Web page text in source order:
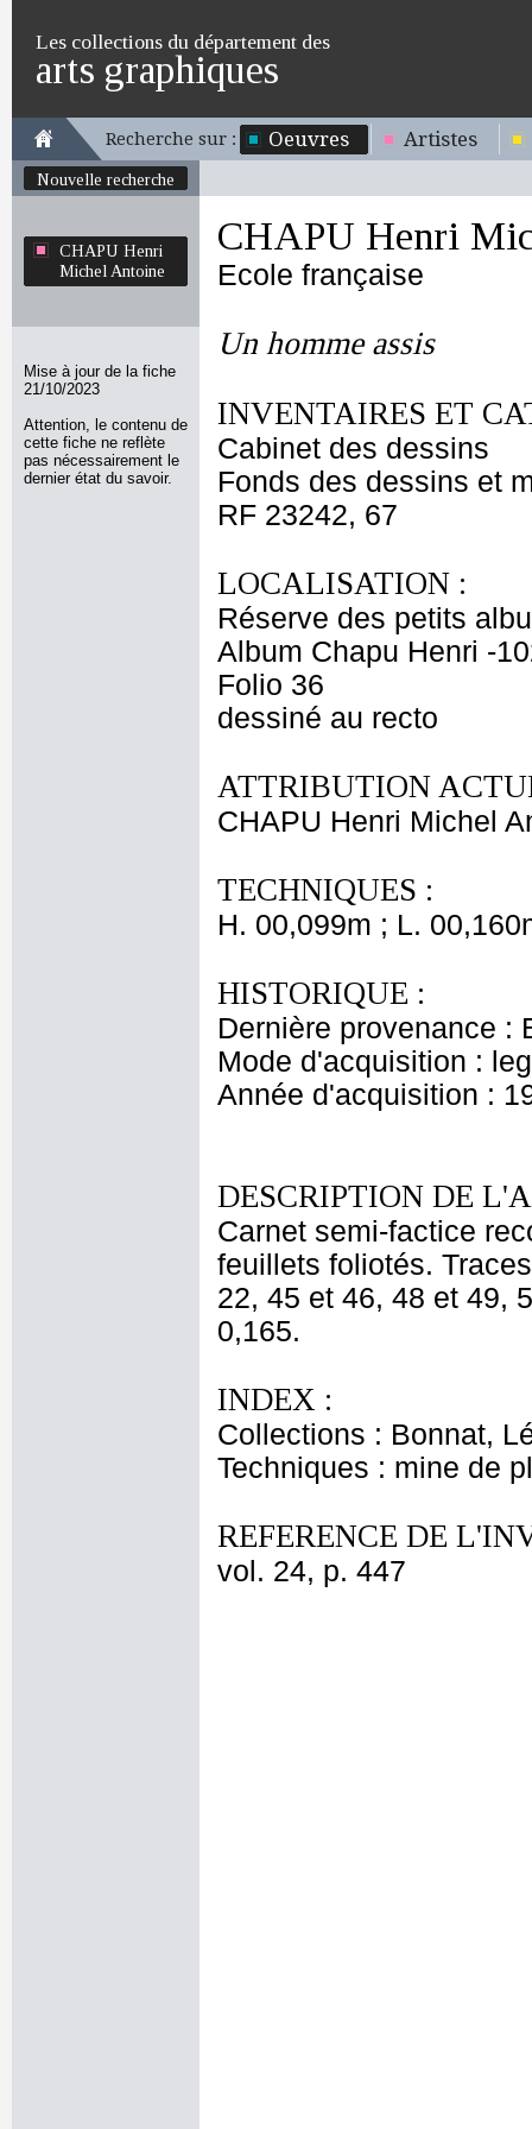
Les collections du département des
arts graphiques
Recherche sur : Oeuvres Artistes
Nouvelle recherche
CHAPU Henri
Michel Antoine
Mise à jour de la fiche
21/10/2023
Attention, le contenu de
cette fiche ne reflète
pas nécessairement le
dernier état du savoir.
CHAPU Henri
Ecole française
Un homme assis
INVENTAIRES ET
Cabinet des dessins
Fonds des dessins et
RF 23242, 67
LOCALISATION :
Réserve des petits
Album Chapu Henri -
Folio 36
dessiné au recto
ATTRIBUTION
CHAPU Henri Michel
TECHNIQUES :
H. 00,099m ; L.
HISTORIQUE :
Dernière provenance :
Mode d'acquisition :
Année d'acquisition :
DESCRIPTION DE
Carnet semi-factice
feuillets foliotés.
22, 45 et 46, 48 et 49,
0,165.
INDEX :
Collections : Bonnat,
Techniques : mine de
REFERENCE DE
vol. 24, p. 447